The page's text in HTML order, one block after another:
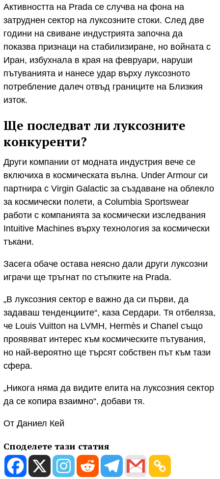
Активността на Prada се случва на фона на
затруднен сектор на луксозните стоки. След две
години на свиване индустрията започна да
показва признаци на стабилизиране, но войната с
Иран, избухнала в края на февруари, наруши
пътуванията и нанесе удар върху луксозното
потребление далеч отвъд границите на Близкия
изток.
Ще последват ли луксозните
конкуренти?
Други компании от модната индустрия вече се
включиха в космическата вълна. Under Armour си
партнира с Virgin Galactic за създаване на облекло
за космически полети, а Columbia Sportswear
работи с компанията за космически изследвания
Intuitive Machines върху технология за космически
тъкани.
Засега обаче остава неясно дали други луксозни
играчи ще тръгнат по стъпките на Prada.
„В луксозния сектор е важно да си първи, да
задаваш тенденциите“, каза Сердари. Тя отбеляза,
че Louis Vuitton на LVMH, Hermès и Chanel също
проявяват интерес към космическите пътувания,
но най-вероятно ще търсят собствен път към тази
сфера.
„Никога няма да видите елита на луксозния сектор
да се копира взаимно“, добави тя.
От Даниел Кей
Споделете тази статия